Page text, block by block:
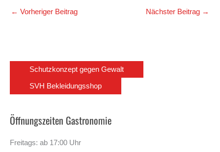
← Vorheriger Beitrag Nächster Beitrag →
Schutzkonzept gegen Gewalt
SVH Bekleidungsshop
Öffnungszeiten Gastronomie
Freitags: ab 17:00 Uhr